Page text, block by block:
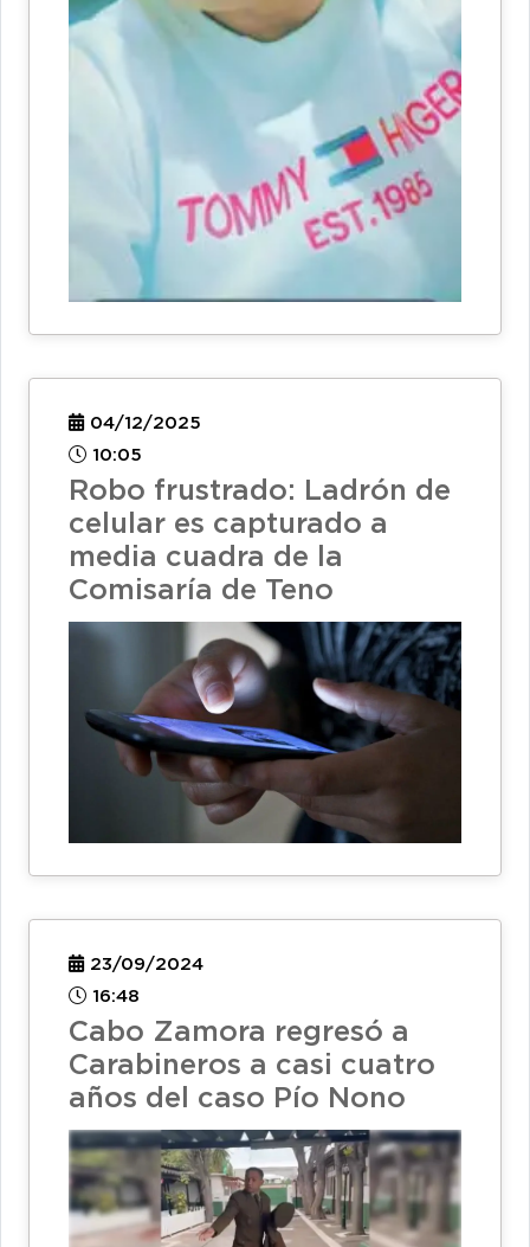
04/12/2025
10:05
Robo frustrado: Ladrón de
celular es capturado a
media cuadra de la
Comisaría de Teno
23/09/2024
16:48
Cabo Zamora regresó a
Carabineros a casi cuatro
años del caso Pío Nono